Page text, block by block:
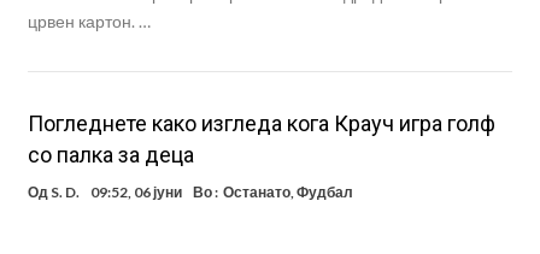
црвен картон. …
Погледнете како изгледа кога Крауч игра голф
со палка за деца
Од S. D. 09:52, 06 јуни Во : Останато,Фудбал